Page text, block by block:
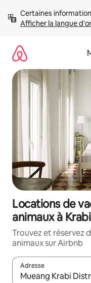
directement
Afficher la langue
Locations de
animaux à
Trouvez et réservez
animaux sur Airbnb
Adresse
Lorsque les résultats